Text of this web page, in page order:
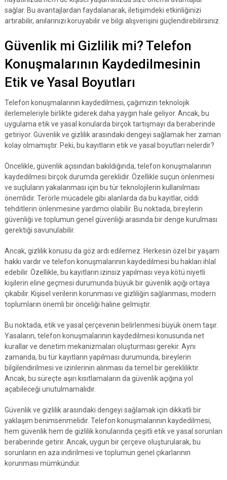
sağlar. Bu avantajlardan faydalanarak, iletişimdeki etkinliğinizi
artırabilir, anılarınızı koruyabilir ve bilgi alışverişini güçlendirebilirsiniz.
Güvenlik mi Gizlilik mi? Telefon
Konuşmalarının Kaydedilmesinin
Etik ve Yasal Boyutları
Telefon konuşmalarının kaydedilmesi, çağımızın teknolojik
ilerlemeleriyle birlikte giderek daha yaygın hale geliyor. Ancak, bu
uygulama etik ve yasal konularda birçok tartışmayı da beraberinde
getiriyor. Güvenlik ve gizlilik arasındaki dengeyi sağlamak her zaman
kolay olmamıştır. Peki, bu kayıtların etik ve yasal boyutları nelerdir?
Öncelikle, güvenlik açısından bakıldığında, telefon konuşmalarının
kaydedilmesi birçok durumda gereklidir. Özellikle suçun önlenmesi
ve suçluların yakalanması için bu tür teknolojilerin kullanılması
önemlidir. Terörle mücadele gibi alanlarda da bu kayıtlar, ciddi
tehditlerin önlenmesine yardımcı olabilir. Bu noktada, bireylerin
güvenliği ve toplumun genel güvenliği arasında bir denge kurulması
gerektiği savunulabilir.
Ancak, gizlilik konusu da göz ardı edilemez. Herkesin özel bir yaşam
hakkı vardır ve telefon konuşmalarının kaydedilmesi bu hakları ihlal
edebilir. Özellikle, bu kayıtların izinsiz yapılması veya kötü niyetli
kişilerin eline geçmesi durumunda büyük bir güvenlik açığı ortaya
çıkabilir. Kişisel verilerin korunması ve gizliliğin sağlanması, modern
toplumların önemli bir önceliği haline gelmiştir.
Bu noktada, etik ve yasal çerçevenin belirlenmesi büyük önem taşır.
Yasaların, telefon konuşmalarının kaydedilmesi konusunda net
kurallar ve denetim mekanizmaları oluşturması gerekir. Aynı
zamanda, bu tür kayıtların yapılması durumunda, bireylerin
bilgilendirilmesi ve izinlerinin alınması da temel bir gerekliliktir.
Ancak, bu süreçte aşırı kısıtlamaların da güvenlik açığına yol
açabileceği unutulmamalıdır.
Güvenlik ve gizlilik arasındaki dengeyi sağlamak için dikkatli bir
yaklaşım benimsenmelidir. Telefon konuşmalarının kaydedilmesi,
hem güvenlik hem de gizlilik konularında çeşitli etik ve yasal sorunları
beraberinde getirir. Ancak, uygun bir çerçeve oluşturularak, bu
sorunların en aza indirilmesi ve toplumun genel çıkarlarının
korunması mümkündür.